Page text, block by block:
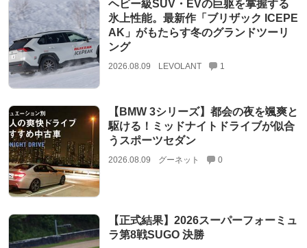
ヘビー級SUV・EVの巨躯を掌握する
氷上性能。最新作「ブリザック ICEPE
AK」がもたらす冬のグランドツーリ
ング
2026.08.09 LEVOLANT 1
【BMW 3シリーズ】都会の夜を颯爽と
駆ける！ミッドナイトドライブが似合
うスポーツセダン
2026.08.09 グーネット 0
【正式結果】2026スーパーフォーミュ
ラ第8戦SUGO 決勝